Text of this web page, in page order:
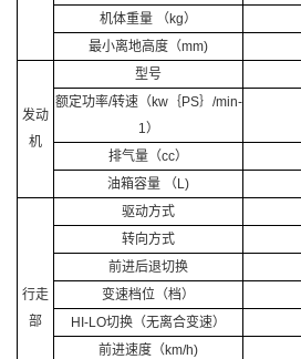
机体重量 （kg）
最小离地高度（mm)
发动
机
型号
额定功率/转速（kw｛PS｝/min-
1）
排气量（cc）
油箱容量 （L)
行走
部
驱动方式
转向方式
前进后退切换
变速档位（档）
HI-LO切换（无离合变速）
前进速度（km/h)